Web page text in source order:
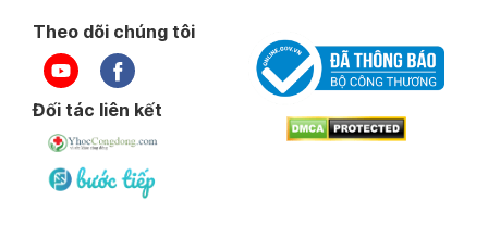
Theo dõi chúng tôi
Đối tác liên kết